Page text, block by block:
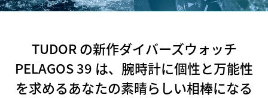
TUDOR の新作ダイバーズウォッチ
PELAGOS 39 は、腕時計に個性と万能性
を求めるあなたの素晴らしい相棒になる